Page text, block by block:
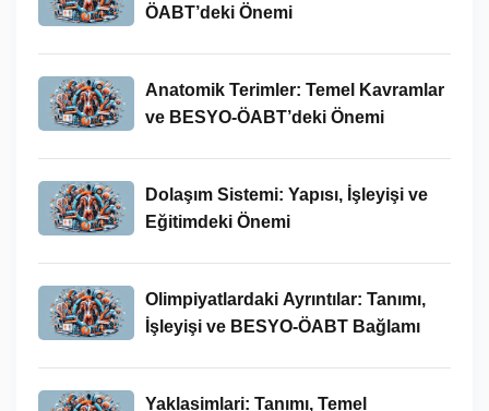
ÖABT’deki Önemi
Anatomik Terimler: Temel Kavramlar
ve BESYO-ÖABT’deki Önemi
Dolaşım Sistemi: Yapısı, İşleyişi ve
Eğitimdeki Önemi
Olimpiyatlardaki Ayrıntılar: Tanımı,
İşleyişi ve BESYO-ÖABT Bağlamı
Yaklasimlari: Tanımı, Temel